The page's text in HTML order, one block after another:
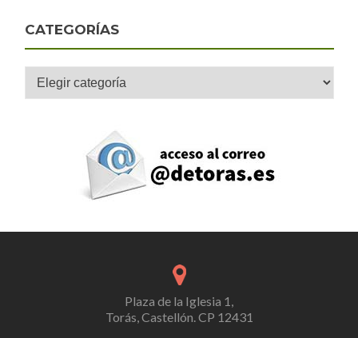
CATEGORÍAS
Categorías
Plaza de la Iglesia 1,
Torás, Castellón. CP 12431